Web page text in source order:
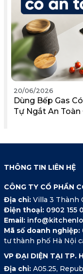
20/06/2026
Dùng Bếp Gas
Tự Ngắt An Toàn
THÔNG TIN LIÊN HỆ
CÔNG TY CỔ PHẦN
Địa chỉ: Villa 3 Thành
Điện thoại: 0902 155
Email:
Mã số doanh nghiệp:
tư thành phố Hà Nội
VP ĐẠI DIỆN TẠI TP.
Địa chỉ: A05.25,